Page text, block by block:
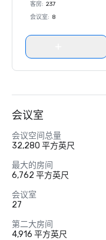
客房: 237
会议室: 8
会议室
会议空间总量
32,280 平方英尺
最大的房间
6,762 平方英尺
会议室
27
第二大房间
4,916 平方英尺